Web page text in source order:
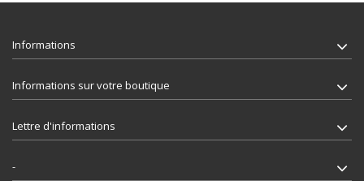
Informations
Informations sur votre boutique
Lettre d'informations
-